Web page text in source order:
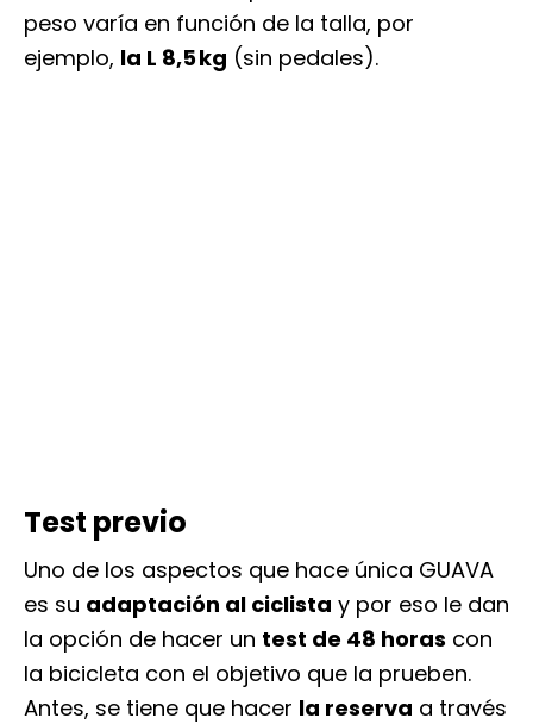
peso varía en función de la talla, por
ejemplo, la L 8,5 kg (sin pedales).
Test previo
Uno de los aspectos que hace única GUAVA
es su adaptación al ciclista y por eso le dan
la opción de hacer un test de 48 horas con
la bicicleta con el objetivo que la prueben.
Antes, se tiene que hacer la reserva a través